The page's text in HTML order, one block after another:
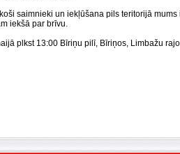
saimnieki un iekļūšana pils teritorijā
iekšā par brīvu.
plkst 13:00 Bīriņu pilī, Bīriņos, Limbažu